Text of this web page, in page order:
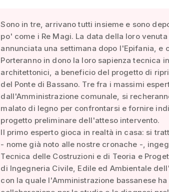
Sono in tre, arrivano tutti insieme e sono
po' come i Re Magi. La data della loro
annunciata una settimana dopo l'Epifania, e
Porteranno in dono la loro sapienza tecnica
architettonici, a beneficio del progetto di
del Ponte di Bassano. Tre fra i massimi
dall'Amministrazione comunale, si
malato di legno per confrontarsi e fornire
progetto preliminare dell'atteso intervento.
Il primo esperto gioca in realtà in casa: si
- nome già noto alle nostre cronache -,
Tecnica delle Costruzioni e di Teoria e
di Ingegneria Civile, Edile ed Ambientale
con la quale l'Amministrazione bassanese